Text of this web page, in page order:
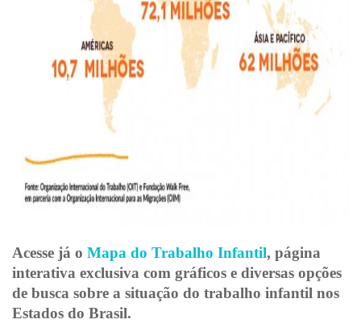
Acesse já o Mapa do Trabalho Infantil, página
interativa exclusiva com gráficos e diversas opções
de busca sobre a situação do trabalho infantil nos
Estados do Brasil.